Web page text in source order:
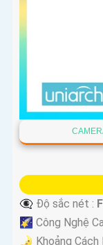
👁️‍🗨 Độ sắc nét :
🌠 Công Nghệ
🌛 Khoảng Cách